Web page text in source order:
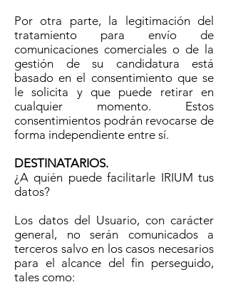
Por otra parte, la legitimación del
tratamiento para envío de
comunicaciones comerciales o de la
gestión de su candidatura está
basado en el consentimiento que se
le solicita y que puede retirar en
cualquier momento. Estos
consentimientos podrán revocarse de
forma independiente entre sí.
DESTINATARIOS.
¿A quién puede facilitarle IRIUM tus
datos?
Los datos del Usuario, con carácter
general, no serán comunicados a
terceros salvo en los casos necesarios
para el alcance del fin perseguido,
tales como: